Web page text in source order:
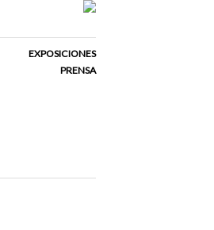
EXPOSICIONES
PRENSA